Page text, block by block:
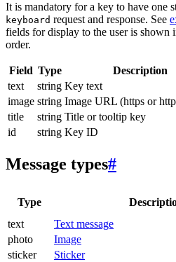
It is mandatory for a key to have one
keyboard request and response. See
fields for display to the user is shown
order.
Field Type Description
text
string Key text
image string Image URL (https or
title
string Title or tooltip key
id
string Key ID
Message types#
Type
text
Text message
photo
Image
sticker
Sticker